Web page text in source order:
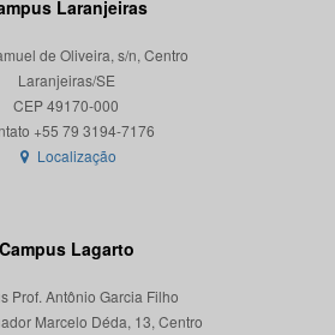
Laranjeiras
de Oliveira, s/n, Centro
Laranjeiras/SE
CEP 49170-000
Localização
Campus Lagarto
Prof. Antônio Garcia Filho
Marcelo Déda, 13, Centro